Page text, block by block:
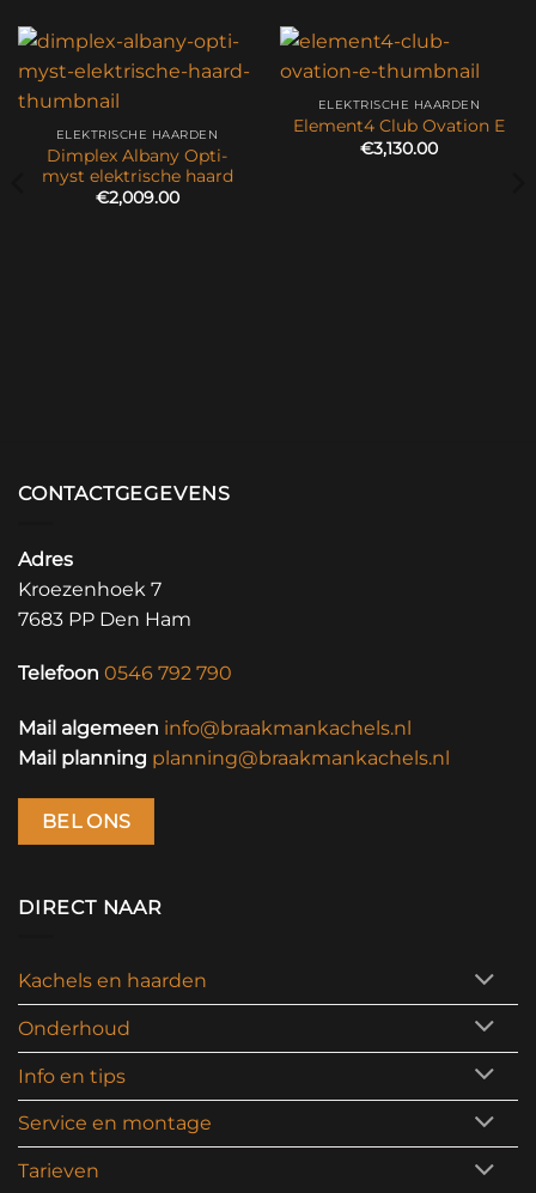
ELEKTRISCHE HAARDEN
Dimplex Albany Opti-
myst elektrische haard
€2,009.00
ELEKTRISCHE HAARDEN
Element4 Club Ovation E
€3,130.00
CONTACTGEGEVENS
Adres
Kroezenhoek 7
7683 PP Den Ham
Telefoon 0546 792 790
Mail algemeen info@braakmankachels.nl
Mail planning planning@braakmankachels.nl
BEL ONS
DIRECT NAAR
Kachels en haarden
Onderhoud
Info en tips
Service en montage
Tarieven